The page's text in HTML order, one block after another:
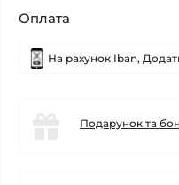
Оплата
На рахунок Iban,
Подарунок та